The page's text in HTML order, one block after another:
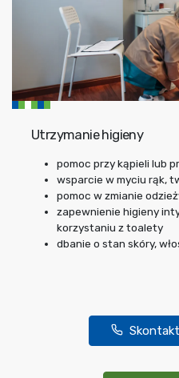
Utrzymanie higieny
pomoc przy kąpieli lub
wsparcie w myciu rąk,
pomoc w zmianie
zapewnienie higieny
korzystaniu z toalety
dbanie o stan skóry,